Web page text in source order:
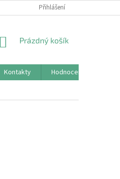
REKLAMAČNÍ ŘÁD
Přihlášení
NÁKUPNÍ
Prázdný košík
Kontakty
Hodnocení obchodu